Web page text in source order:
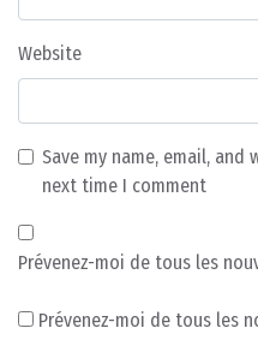
Website
Save my name, email,
next time I comment
Prévenez-moi de tous les
Prévenez-moi de tous les